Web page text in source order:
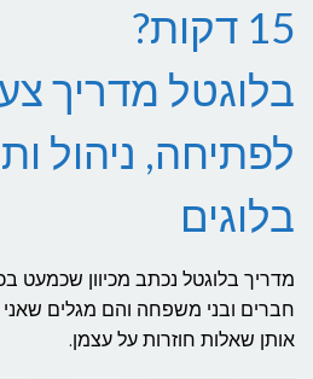
15 דקות?
בלוגטל מדריך
לפתיחה, ניהול
בלוגים
מדריך בלוגטל נכתב מכיוון שכמעט
חברים ובני משפחה והם מגלים
אותן שאלות חוזרות על עצמן.